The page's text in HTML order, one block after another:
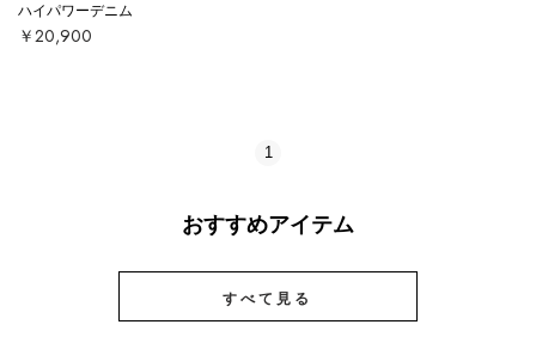
ハイパワーデニム
￥20,900
1
おすすめアイテム
すべて見る